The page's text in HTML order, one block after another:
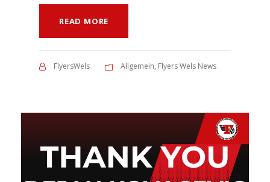
READ MORE
FlyersWels Allgemein, Flyers Wels News